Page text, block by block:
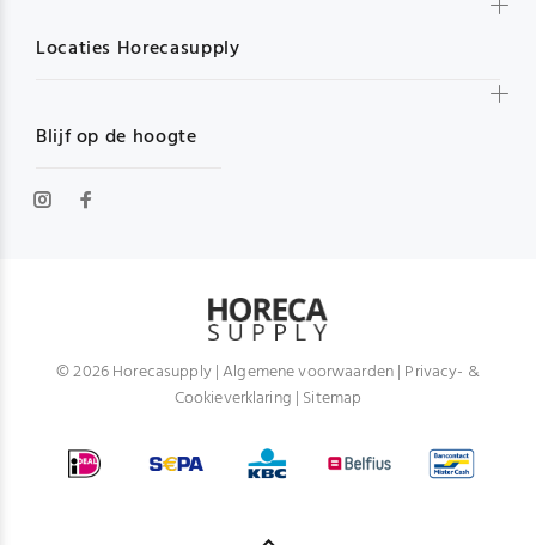
Blijf op de hoogte
Locaties Horecasupply
© 2026 Horecasupply |Algemene voorwaarden| Privacy- &
Cookieverklaring | Sitemap